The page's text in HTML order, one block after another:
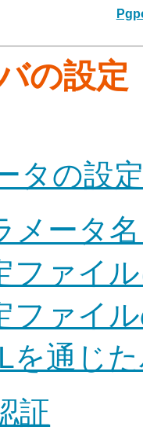
の設定
タの設
メータ
ファイ
ファイ
を通じ
証